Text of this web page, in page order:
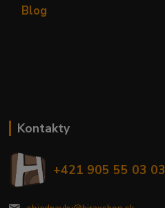
Blog
Kontakty
+421 905 55 03 03